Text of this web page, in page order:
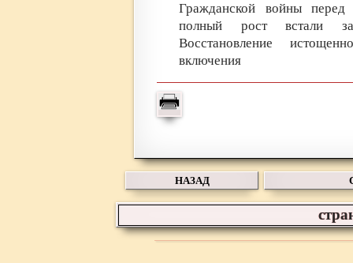
Гражданской войны перед
полный рост встали
Восстановление
включения
НАЗАД